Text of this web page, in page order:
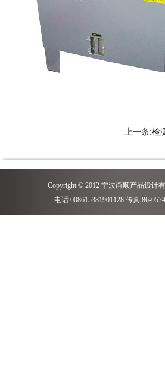
上一条:检
Copyright © 2012 宁波甬顺产品设计
电话:008615381901128 传真:86-